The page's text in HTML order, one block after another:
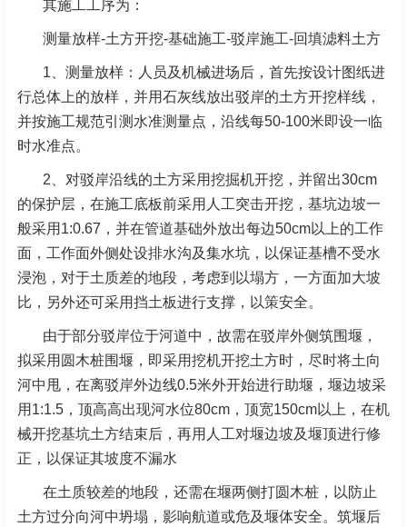
其施工工序为：
测量放样-土方开挖-基础施工-驳岸施工-回填滤料土方
1、测量放样：人员及机械进场后，首先按设计图纸进
行总体上的放样，并用石灰线放出驳岸的土方开挖样线，
并按施工规范引测水准测量点，沿线每50-100米即设一临
时水准点。
2、对驳岸沿线的土方采用挖掘机开挖，并留出30cm
的保护层，在施工底板前采用人工突击开挖，基坑边坡一
般采用1:0.67，并在管道基础外放出每边50cm以上的工作
面，工作面外侧处设排水沟及集水坑，以保证基槽不受水
浸泡，对于土质差的地段，考虑到以塌方，一方面加大坡
比，另外还可采用挡土板进行支撑，以策安全。
由于部分驳岸位于河道中，故需在驳岸外侧筑围堰，
拟采用圆木桩围堰，即采用挖机开挖土方时，尽时将土向
河中甩，在离驳岸外边线0.5米外开始进行助堰，堰边坡采
用1:1.5，顶高高出现河水位80cm，顶宽150cm以上，在机
械开挖基坑土方结束后，再用人工对堰边坡及堰顶进行修
正，以保证其坡度不漏水
在土质较差的地段，还需在堰两侧打圆木桩，以防止
土方过分向河中坍塌，影响航道或危及堰体安全。筑堰后